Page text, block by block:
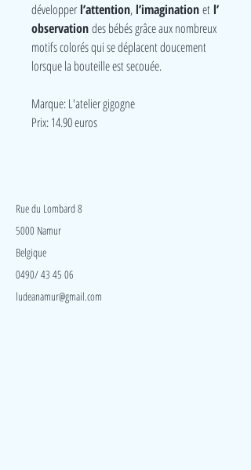
développer l’attention, l’imaginationet l’
observationdes bébés grâce aux nombreux
motifs colorés qui se déplacent doucement
lorsque la bouteille est secouée.
Marque: L'atelier gigogne
Prix: 14.90 euros
Rue du Lombard 8
5000 Namur
Belgique
0490/ 43 45 06
ludeanamur@gmail.com